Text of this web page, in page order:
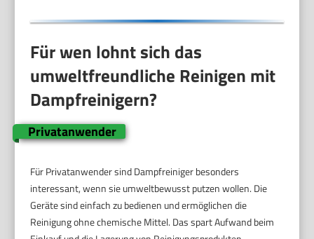
Für wen lohnt sich das
umweltfreundliche Reinigen mit
Dampfreinigern?
Privatanwender
Für Privatanwender sind Dampfreiniger besonders
interessant, wenn sie umweltbewusst putzen wollen. Die
Geräte sind einfach zu bedienen und ermöglichen die
Reinigung ohne chemische Mittel. Das spart Aufwand beim